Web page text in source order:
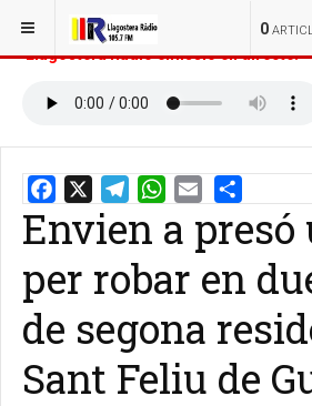
0
ESTÀS AQUÍ: INICI
Llagostera Ràdio emissió en directe:
Envien a presó
per robar en
de segona
Sant Feliu de